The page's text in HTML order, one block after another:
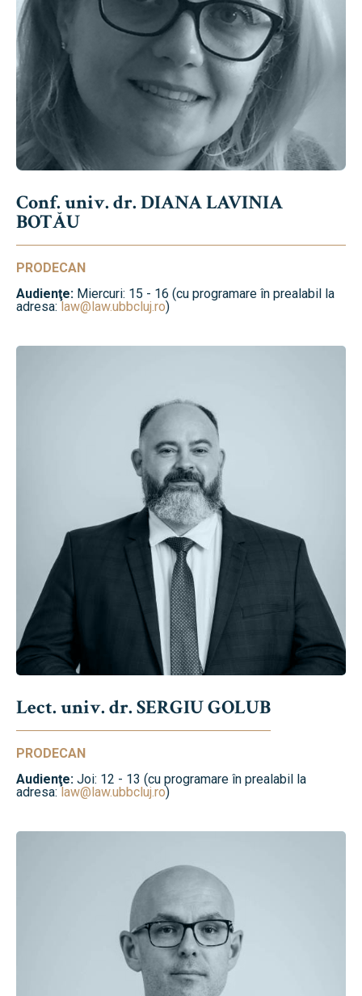
Conf. univ. dr. DIANA LAVINIA
BOTĂU
PRODECAN
Audienţe: Miercuri: 15 - 16 (cu programare în prealabil la
adresa: law@law.ubbcluj.ro)
Lect. univ. dr. SERGIU GOLUB
PRODECAN
Audienţe: Joi: 12 - 13 (cu programare în prealabil la
adresa:law@law.ubbcluj.ro)